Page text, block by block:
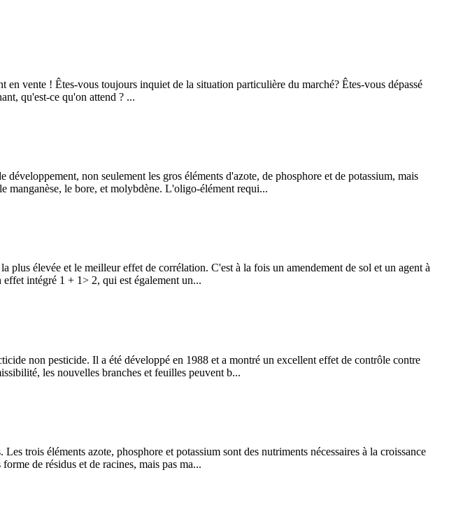
vente ! Êtes-vous toujours inquiet de la situation particulière du marché? Êtes-vous dépassé
qu'est-ce qu'on attend ? ...
non seulement les gros éléments d'azote, de phosphore et de potassium, mais
manganèse, le bore, et molybdène. L'oligo-élément requi...
élevée et le meilleur effet de corrélation. C'est à la fois un amendement de sol et un agent à
intégré 1 + 1> 2, qui est également un...
non pesticide. Il a été développé en 1988 et a montré un excellent effet de contrôle contre
les nouvelles branches et feuilles peuvent b...
trois éléments azote, phosphore et potassium sont des nutriments nécessaires à la croissance
de résidus et de racines, mais pas ma...